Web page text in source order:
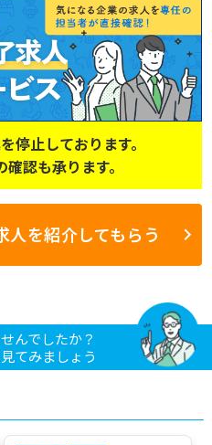
停止しております。
認も承ります。
人を紹介してもらう
んでしたか？
てみましょう